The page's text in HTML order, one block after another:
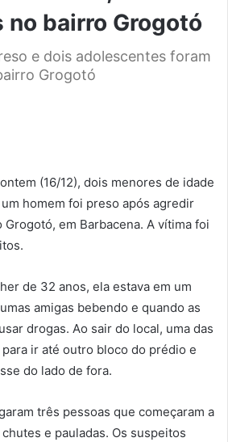
no bairro Grogotó
e dois adolescentes foram
Grogotó
(16/12), dois menores de idade
homem foi preso após agredir
em Barbacena. A vítima foi
de 32 anos, ela estava em um
amigas bebendo e quando as
drogas. Ao sair do local, uma das
ir até outro bloco do prédio e
do lado de fora.
três pessoas que começaram a
e pauladas. Os suspeitos